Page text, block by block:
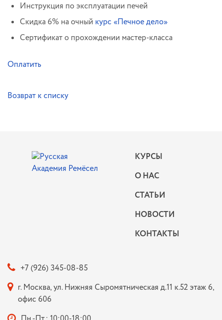
Инструкция по эксплуатации печей
Скидка 6% на очный курс «Печное дело»
Сертификат о прохождении мастер-класса
Оплатить
Возврат к списку
КУРСЫ
О НАС
СТАТЬИ
НОВОСТИ
КОНТАКТЫ
+7 (926) 345-08-85
г. Москва, ул. Нижняя Сыромятническая д.11 к.52 этаж 6,
офис 606